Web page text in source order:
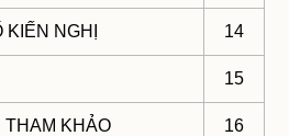
NGHỊ 14
15
THAM KHẢO 16